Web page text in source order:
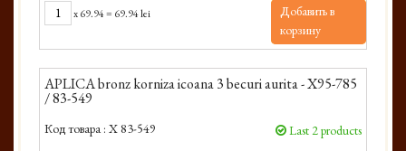
x69.94= 69.94 lei
Добавить в
корзину
APLICA bronz korniza icoana 3 becuri aurita - X95-785
/ 83-549
Код товара : X 83-549 Last 2 products